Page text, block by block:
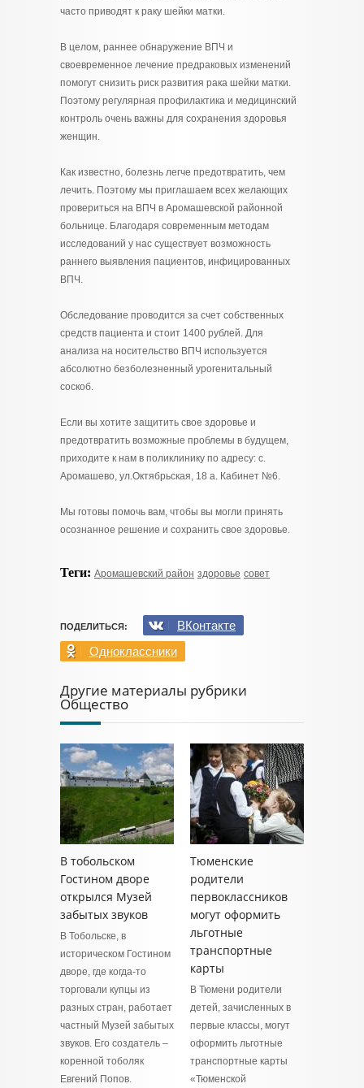
часто приводят к раку шейки матки.
В целом, раннее обнаружение ВПЧ и
своевременное лечение предраковых изменений
помогут снизить риск развития рака шейки матки.
Поэтому регулярная профилактика и медицинский
контроль очень важны для сохранения здоровья
женщин.
Как известно, болезнь легче предотвратить, чем
лечить. Поэтому мы приглашаем всех желающих
провериться на ВПЧ в Аромашевской районной
больнице. Благодаря современным методам
исследований у нас существует возможность
раннего выявления пациентов, инфицированных
ВПЧ.
Обследование проводится за счет собственных
средств пациента и стоит 1400 рублей. Для
анализа на носительство ВПЧ используется
абсолютно безболезненный урогенитальный
соскоб.
Если вы хотите защитить свое здоровье и
предотвратить возможные проблемы в будущем,
приходите к нам в поликлинику по адресу: с.
Аромашево, ул.Октябрьская, 18 а. Кабинет №6.
Мы готовы помочь вам, чтобы вы могли принять
осознанное решение и сохранить свое здоровье.
Теги: Аромашевский район здоровье совет
ПОДЕЛИТЬСЯ:
ВКонтакте
Одноклассники
Другие материалы рубрики
Общество
В тобольском
Гостином дворе
открылся Музей
забытых звуков
В Тобольске, в
историческом Гостином
дворе, где когда-то
торговали купцы из
разных стран, работает
частный Музей забытых
звуков. Его создатель –
коренной тоболяк
Евгений Попов.
Тюменские
родители
первоклассников
могут оформить
льготные
транспортные
карты
В Тюмени родители
детей, зачисленных в
первые классы, могут
оформить льготные
транспортные карты
«Тюменской